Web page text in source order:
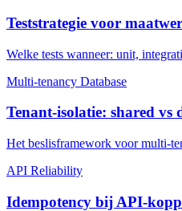
Teststrategie voor
Welke tests wanneer: unit,
Multi-tenancy Database
Tenant-isolatie: shared vs
Het beslisframework voor multi-
API Reliability
Idempotency bij API-